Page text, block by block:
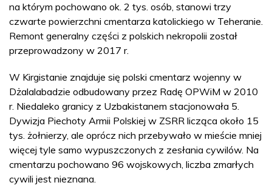
na którym pochowano ok. 2 tys. osób, stanowi trzy
czwarte powierzchni cmentarza katolickiego w Teheranie.
Remont generalny części z polskich nekropolii został
przeprowadzony w 2017 r.
W Kirgistanie znajduje się polski cmentarz wojenny w
Dżalalabadzie odbudowany przez Radę OPWiM w 2010
r. Niedaleko granicy z Uzbakistanem stacjonowała 5.
Dywizja Piechoty Armii Polskiej w ZSRR licząca około 15
tys. żołnierzy, ale oprócz nich przebywało w mieście mniej
więcej tyle samo wypuszczonych z zesłania cywilów. Na
cmentarzu pochowano 96 wojskowych, liczba zmarłych
cywili jest nieznana.